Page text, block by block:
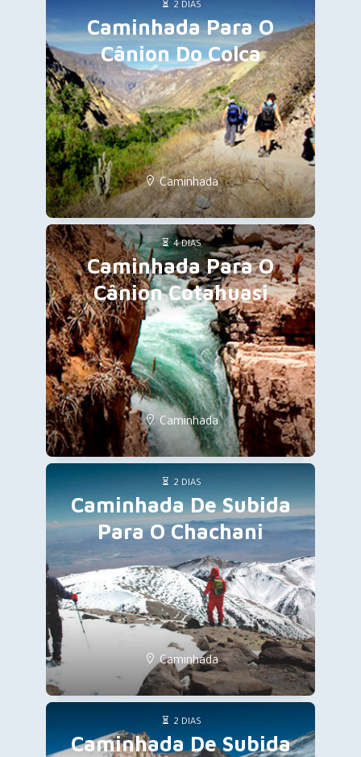
2 DIAS
Caminhada Para O
Cânion Do Colca
Caminhada
4 DIAS
Caminhada Para O
Cânion Cotahuasi
Caminhada
2 DIAS
Caminhada De Subida
Para O Chachani
Caminhada
2 DIAS
Caminhada De Subida